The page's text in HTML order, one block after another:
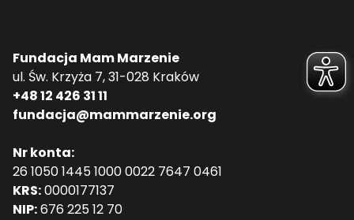
Fundacja Mam Marzenie
ul. Św. Krzyża 7, 31-028 Kraków
+48 12 426 31 11
fundacja@mammarzenie.org
Nr konta:
26 1050 1445 1000 0022 7647 0461
KRS:0000177137
NIP:676 225 12 70